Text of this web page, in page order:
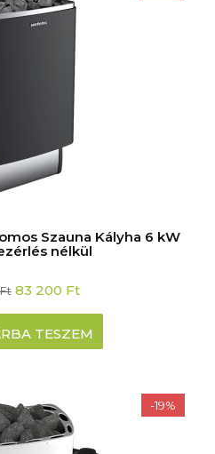
Szauna Kályha 6 kW
nélkül
Ft Original
was:
108
490 Ft.
83 200 FtCurrent
is:
83
200 Ft.
TESZEM
-19%